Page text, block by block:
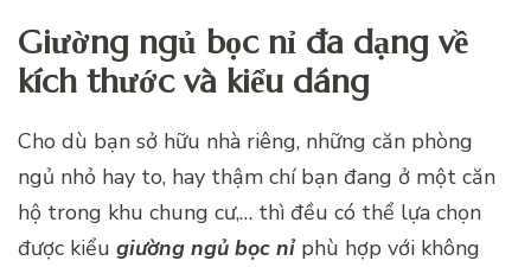
Giường ngủ bọc nỉ đa dạng về
kích thước và kiểu dáng
Cho dù bạn sở hữu nhà riêng, những căn phòng
ngủ nhỏ hay to, hay thậm chí bạn đang ở một căn
hộ trong khu chung cư,… thì đều có thể lựa chọn
được kiểu giường ngủ bọc nỉ phù hợp với không